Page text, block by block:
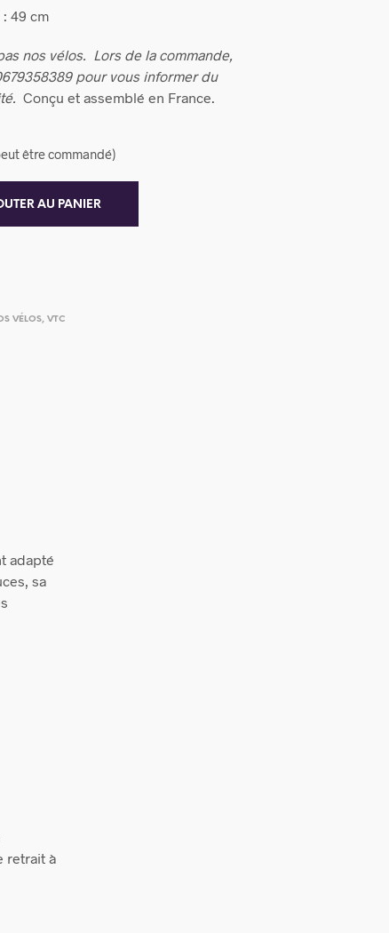
49 cm
nos vélos. Lors de la commande,
pour vous informer du
Conçu et assemblé en France.
être commandé)
AU PANIER
VÉLOS,VTC
adapté
sa
retrait à